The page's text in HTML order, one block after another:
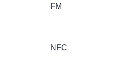
FM
NFC